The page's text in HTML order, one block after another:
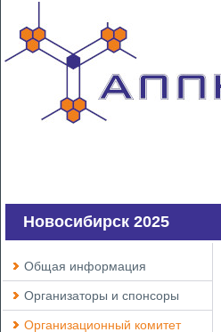
Новосибирск 2025
Общая информация
Организаторы и спонсоры
Организационный комитет